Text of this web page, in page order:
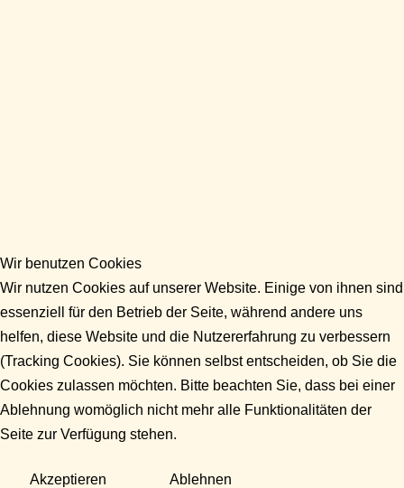
Wir benutzen Cookies
Wir nutzen Cookies auf unserer Website. Einige von ihnen sind
essenziell für den Betrieb der Seite, während andere uns
helfen, diese Website und die Nutzererfahrung zu verbessern
(Tracking Cookies). Sie können selbst entscheiden, ob Sie die
Cookies zulassen möchten. Bitte beachten Sie, dass bei einer
Ablehnung womöglich nicht mehr alle Funktionalitäten der
Seite zur Verfügung stehen.
Akzeptieren Ablehnen